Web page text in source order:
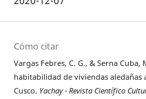
Cómo citar
Vargas Febres, C. G., & Serna Cuba,
habitabilidad de viviendas aledañas
Cusco. Yachay - Revista Científico